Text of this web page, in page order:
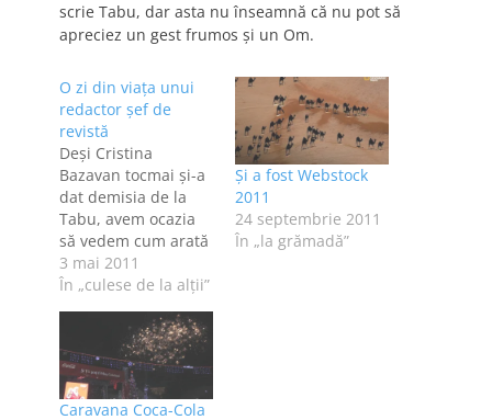
scrie Tabu, dar asta nu înseamnă că nu pot să
apreciez un gest frumos şi un Om.
O zi din viaţa unui
redactor şef de
revistă
Deşi Cristina
Bazavan tocmai şi-a
dat demisia de la
Tabu, avem ocazia
să vedem cum arată
o zi din viaţa ei ca
redactor şef. Aş fi
preferat să fie mai
lung filmul şi să aud
tot ce se vorbeşte în
el - trompeta aia
urlă prea tare!
3 mai 2011
În „culese de la alţii”
Şi a fost Webstock
2011
24 septembrie 2011
În „la grămadă”
Caravana Coca-Cola